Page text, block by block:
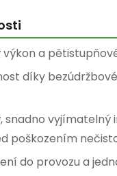
výkon a
díky
snadno vyjímatelný
poškozením
do provozu a